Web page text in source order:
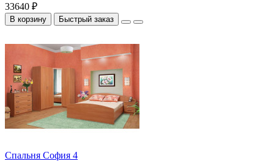
33640 ₽
В корзину Быстрый заказ
Спальня София 4